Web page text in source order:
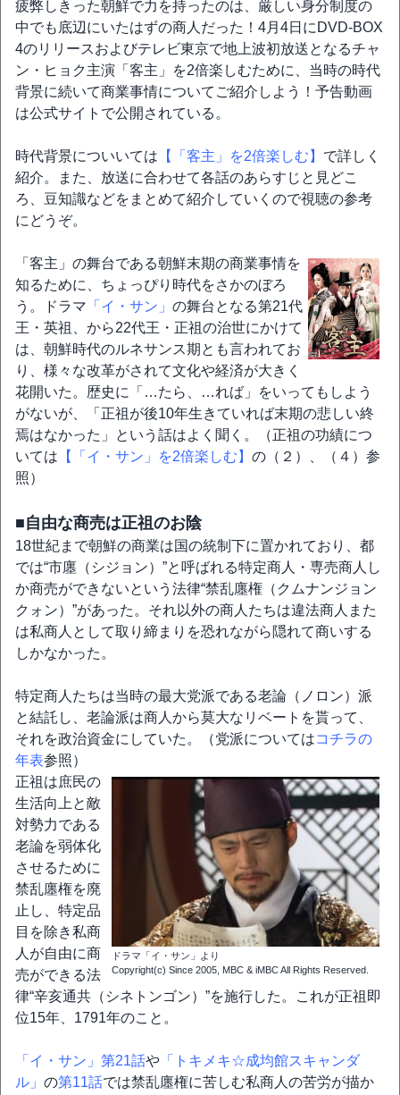
疲弊しきった朝鮮で力を持ったのは、厳しい身分制度の
中でも底辺にいたはずの商人だった！4月4日にDVD-BOX
4のリリースおよびテレビ東京で地上波初放送となるチャ
ン・ヒョク主演「客主」を2倍楽しむために、当時の時代
背景に続いて商業事情についてご紹介しよう！予告動画
は公式サイトで公開されている。
時代背景についいては 【「客主」を2倍楽しむ】 で詳しく
紹介。また、放送に合わせて各話のあらすじと見どこ
ろ、豆知識などをまとめて紹介していくので視聴の参考
にどうぞ。
「客主」の舞台である朝鮮末期の商業事情を
知るために、ちょっぴり時代をさかのぼろ
う。ドラマ 「イ・サン」 の舞台となる第21代
王・英祖、から22代王・正祖の治世にかけて
は、朝鮮時代のルネサンス期とも言われてお
り、様々な改革がされて文化や経済が大きく
花開いた。歴史に「…たら、…れば」をいってもしよう
がないが、「正祖が後10年生きていれば末期の悲しい終
焉はなかった」という話はよく聞く。（正祖の功績につ
いては 【「イ・サン」を2倍楽しむ】 の（２）、（４）参
照）
■自由な商売は正祖のお陰
18世紀まで朝鮮の商業は国の統制下に置かれており、都
では“市廛（シジョン）”と呼ばれる特定商人・専売商人し
か商売ができないという法律“禁乱廛権（クムナンジョン
クォン）”があった。それ以外の商人たちは違法商人また
は私商人として取り締まりを恐れながら隠れて商いする
しかなかった。
特定商人たちは当時の最大党派である老論（ノロン）派
と結託し、老論派は商人から莫大なリベートを貰って、
それを政治資金にしていた。（党派についてはコチラの
年表参照）
ドラマ「イ・サン」より
Copyright(c) Since 2005, MBC & iMBC All Rights Reserved.
正祖は庶民の
生活向上と敵
対勢力である
老論を弱体化
させるために
禁乱廛権を廃
止し、特定品
目を除き私商
人が自由に商
売ができる法
律“辛亥通共（シネトンゴン）”を施行した。これが正祖即
位15年、1791年のこと。
「イ・サン」第21話や 「トキメキ☆成均館スキャンダ
ル」 の第11話では禁乱廛権に苦しむ私商人の苦労が描か